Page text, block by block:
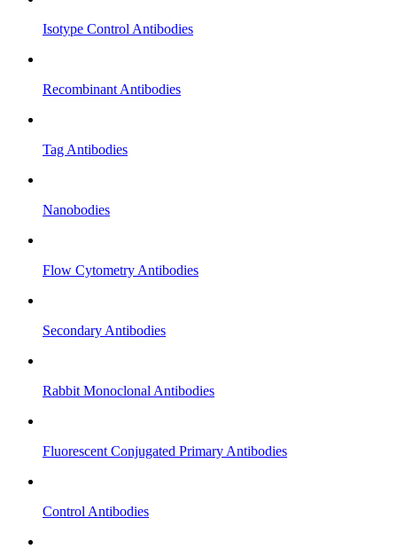
Isotype Control Antibodies
Recombinant Antibodies
Tag Antibodies
Nanobodies
Flow Cytometry Antibodies
Secondary Antibodies
Rabbit Monoclonal Antibodies
Fluorescent Conjugated Primary Antibodies
Control Antibodies